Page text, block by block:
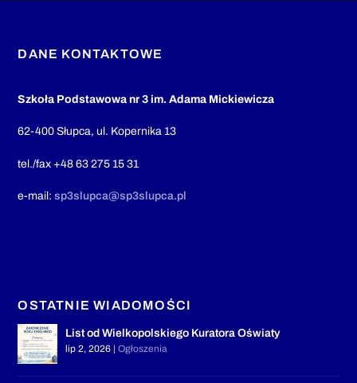
DANE KONTAKTOWE
Szkoła Podstawowa nr 3 im. Adama Mickiewicza
62-400 Słupca, ul. Kopernika 13
tel./fax +48 63 275 15 31
e-mail:sp3slupca@sp3slupca.pl
OSTATNIE WIADOMOŚCI
List od Wielkopolskiego Kuratora Oświaty
lip 2, 2026 |Ogłoszenia